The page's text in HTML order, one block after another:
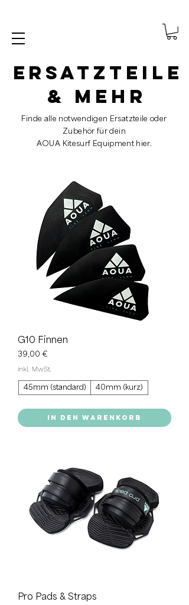
Ersatzteile
& mehr
Finde alle notwendigen Ersatzteile oder
Zubehör für dein
AOUA Kitesurf Equipment hier.
G10 Finnen
Preis
39,00 €
inkl. MwSt.
45mm (standard) 40mm (kurz)
In den Warenkorb
Pro Pads & Straps